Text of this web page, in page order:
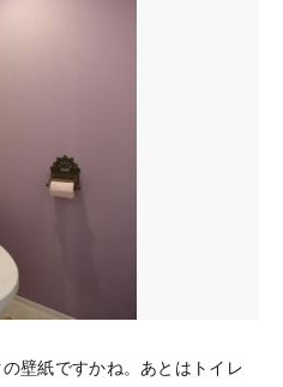
壁紙ですかね。あとはトイレ